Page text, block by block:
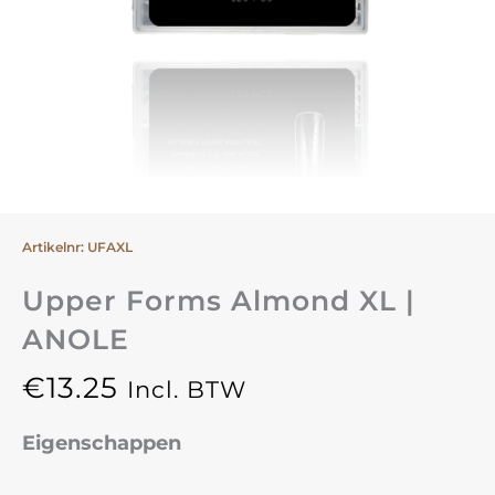
Artikelnr: UFAXL
Upper Forms Almond XL |
ANOLE
€13.25 Incl. BTW
Eigenschappen